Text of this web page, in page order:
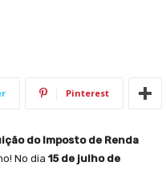
Pinterest
do Imposto de Renda
No dia 15 de julho de